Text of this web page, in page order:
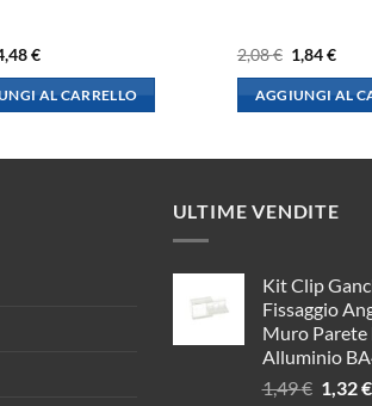
prezzo
€Il
attuale
è:
AL CARRELLO
2,08€ Il
prezzo
originale
era:
1,84€Il
è:
AGGIUNGI AL
ULTIME VENDITE
Kit Clip
Fissaggio
Muro
Alluminio
1,49€ Il
1,32€Il